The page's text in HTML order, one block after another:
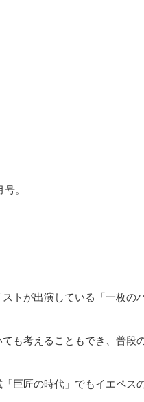
。
トが出演している「一枚の
も考えることもでき、普段
巨匠の時代」でもイエペス